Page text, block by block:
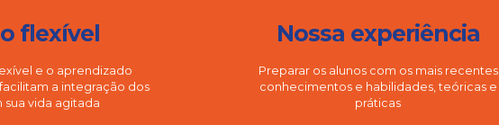
flexível
e o aprendizado
a integração dos
sua vida agitada
Nossa experiência
Preparar os alunos com os mais recentes
conhecimentos e habilidades, teóricas e
práticas